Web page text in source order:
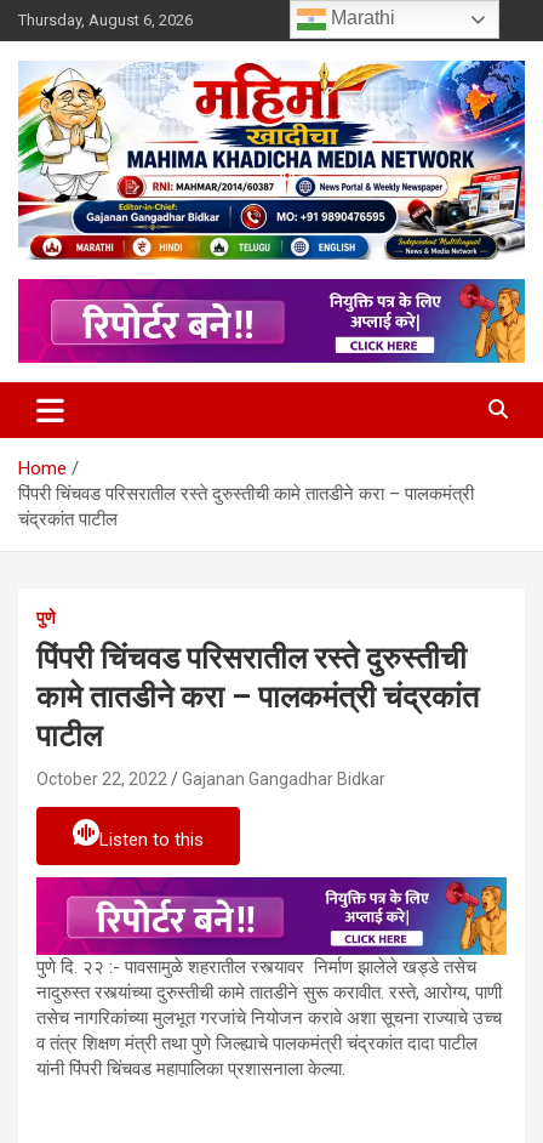
Skip
to
content
Thursday, August 6, 2026
Mahimakhadicha
Home
पिंपरी चिंचवड परिसरातील रस्ते दुरुस्तीची कामे तातडीने करा – पालकमंत्री
चंद्रकांत पाटील
पुणे
पिंपरी चिंचवड परिसरातील रस्ते दुरुस्तीची
कामे तातडीने करा – पालकमंत्री चंद्रकांत
पाटील
October 22, 2022 Gajanan Gangadhar Bidkar
Listen to this
पुणे दि. २२ :- पावसामुळे शहरातील रस्त्यावर निर्माण झालेले खड्डे तसेच
नादुरुस्त रस्त्यांच्या दुरुस्तीची कामे तातडीने सुरू करावीत. रस्ते, आरोग्य, पाणी
तसेच नागरिकांच्या मुलभूत गरजांचे नियोजन करावे अशा सूचना राज्याचे उच्च
व तंत्र शिक्षण मंत्री तथा पुणे जिल्ह्याचे पालकमंत्री चंद्रकांत दादा पाटील
यांनी पिंपरी चिंचवड महापालिका प्रशासनाला केल्या.
Marathi